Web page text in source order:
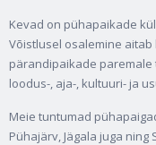
Kevad on pühapaikade
Võistlusel osalemine
pärandipaikade
loodus-, aja-, kultuuri- ja
Meie tuntumad
Pühajärv, Jägala juga